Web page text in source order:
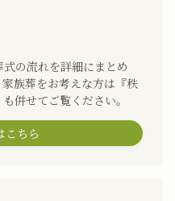
の流れを詳細にまとめ
族葬をお考えな方は『秩
併せてご覧ください。
こちら